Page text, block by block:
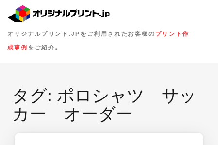
オリジナルプリント.JPをご利用されたお客様の プリント作
成事例 をご紹介。
タグ: ポロシャツ サッ
カー オーダー